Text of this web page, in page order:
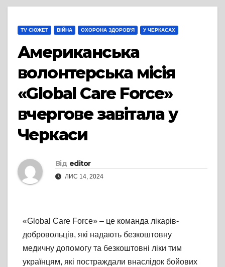
TV СЮЖЕТ ВІЙНА ОХОРОНА ЗДОРОВ'Я У ЧЕРКАСАХ
Американська
волонтерська місія
«Global Care Force»
вчергове завітала у
Черкаси
Від editor
ЛИС 14, 2024
«Global Care Force» – це команда лікарів-
добровольців, які надають безкоштовну
медичну допомогу та безкоштовні ліки тим
українцям, які постраждали внаслідок бойових